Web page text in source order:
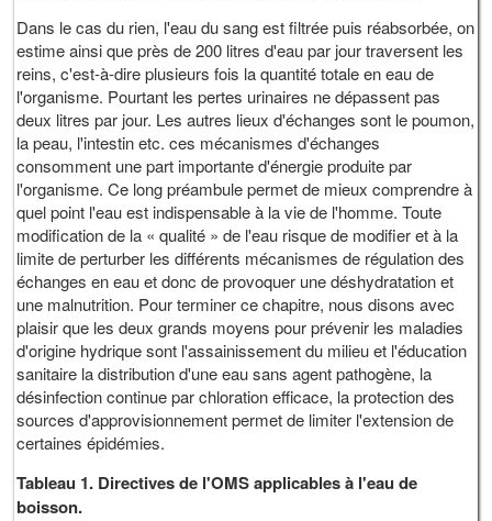
Dans le cas du rien, l'eau du sang est filtrée puis réabsorbée, on
estime ainsi que près de 200 litres d'eau par jour traversent les
reins, c'est-à-dire plusieurs fois la quantité totale en eau de
l'organisme. Pourtant les pertes urinaires ne dépassent pas
deux litres par jour. Les autres lieux d'échanges sont le poumon,
la peau, l'intestin etc. ces mécanismes d'échanges
consomment une part importante d'énergie produite par
l'organisme. Ce long préambule permet de mieux comprendre à
quel point l'eau est indispensable à la vie de l'homme. Toute
modification de la « qualité » de l'eau risque de modifier et à la
limite de perturber les différents mécanismes de régulation des
échanges en eau et donc de provoquer une déshydratation et
une malnutrition. Pour terminer ce chapitre, nous disons avec
plaisir que les deux grands moyens pour prévenir les maladies
d'origine hydrique sont l'assainissement du milieu et l'éducation
sanitaire la distribution d'une eau sans agent pathogène, la
désinfection continue par chloration efficace, la protection des
sources d'approvisionnement permet de limiter l'extension de
certaines épidémies.
Tableau 1. Directives de l'OMS applicables à l'eau de
boisson.